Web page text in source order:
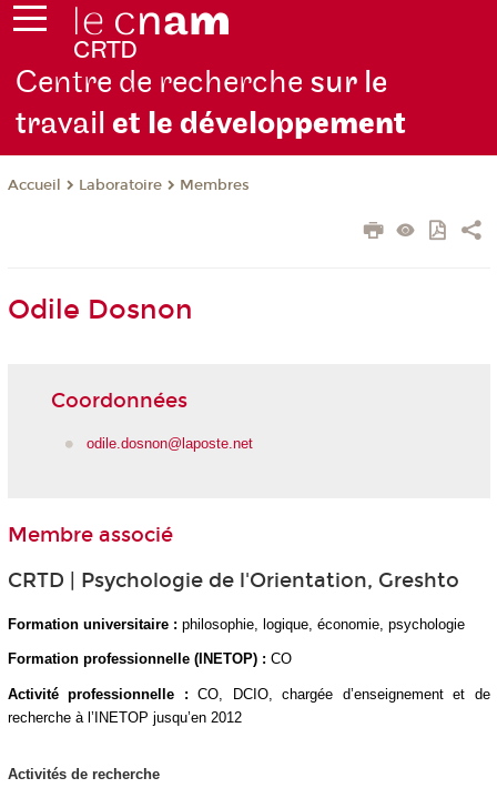
Centre de recherche sur le
travailet le développement
Accueil Laboratoire Membres
Odile Dosnon
Coordonnées
odile.dosnon@laposte.net
Membre associé
CRTD | Psychologie de l'Orientation, Greshto
Formation universitaire : philosophie, logique, économie, psychologie
Formation professionnelle (INETOP) : CO
Activité professionnelle : CO, DCIO, chargée d’enseignement et de
recherche à l’INETOP jusqu’en 2012
Activités de recherche